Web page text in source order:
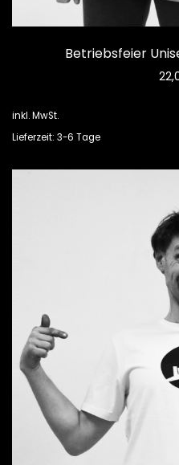
Betriebsfeier
inkl. MwSt.
Lieferzeit: 3-6 Tage